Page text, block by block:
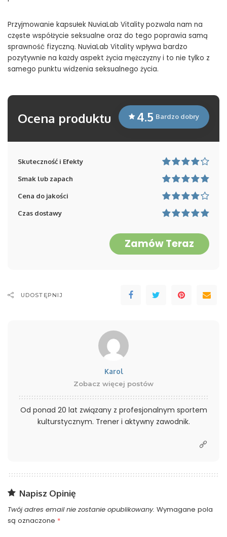
Przyjmowanie kapsułek NuviaLab Vitality pozwala nam na
częste współżycie seksualne oraz do tego poprawia samą
sprawność fizyczną. NuviaLab Vitality wpływa bardzo
pozytywnie na każdy aspekt życia mężczyzny i to nie tylko z
samego punktu widzenia seksualnego życia.
Ocena produktu 4.5 Bardzo dobry
Skuteczność i Efekty
Smak lub zapach
Cena do jakości
Czas dostawy
Zamów Teraz
UDOSTĘPNIJ
Karol
Zobacz więcej postów
Od ponad 20 lat związany z profesjonalnym sportem
kulturstycznym. Trener i aktywny zawodnik.
Napisz Opinię
Twój adres email nie zostanie opublikowany. Wymagane pola
są oznaczone *